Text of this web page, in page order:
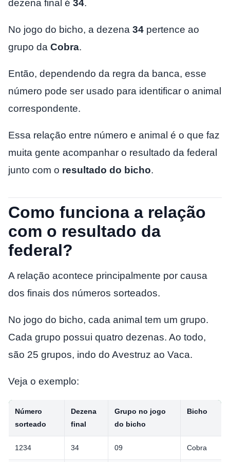
dezena final é 34.
No jogo do bicho, a dezena 34 pertence ao
grupo da Cobra.
Então, dependendo da regra da banca, esse
número pode ser usado para identificar o animal
correspondente.
Essa relação entre número e animal é o que faz
muita gente acompanhar o resultado da federal
junto com o resultado do bicho.
Como funciona a relação
com o resultado da
federal?
A relação acontece principalmente por causa
dos finais dos números sorteados.
No jogo do bicho, cada animal tem um grupo.
Cada grupo possui quatro dezenas. Ao todo,
são 25 grupos, indo do Avestruz ao Vaca.
Veja o exemplo:
Número
sorteado
Dezena
final
Grupo no jogo
do bicho
Bicho
1234 34 09 Cobra